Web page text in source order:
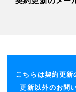
こちらは契約更新
更新以外のお問